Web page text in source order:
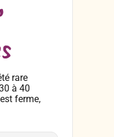
rare
à 40
ferme,
être
peuvent